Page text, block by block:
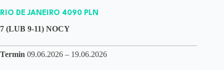
RIO DE JANEIRO 4090 PLN
7 (LUB 9-11) NOCY
Termin 09.06.2026 – 19.06.2026